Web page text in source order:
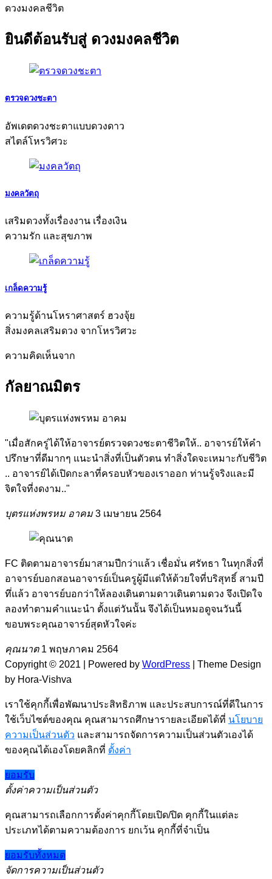
ดวงมงคลชีวิต
ยินดีต้อนรับสู่ ดวงมงคลชีวิต
ตรวจดวงชะตา
อัพเดตดวงชะตาแบบดวงดาว
สไตล์โหรวิศวะ
มงคลวัตถุ
เสริมดวงทั้งเรื่องงาน เรื่องเงิน
ความรัก และสุขภาพ
เกล็ดความรู้
ความรู้ด้านโหราศาสตร์ ฮวงจุ้ย
สิ่งมงคลเสริมดวง จากโหรวิศวะ
ความคิดเห็นจาก
กัลยาณมิตร
"เมื่อสักครู่ได้ให้อาจารย์ตรวจดวงชะตาชีวิตให้.. อาจารย์ให้คำ
ปรึกษาที่ดีมากๆ​ แนะนำสิ่งที่เป็นตัวตน​ ทำสิ่งใดจะเหมาะกับชีวิต​
.. อาจารย์ได้เปิดกะลาที่ครอบหัวของเรา​ออก​ ท่านรู้จริงและมี
จิตใจที่งดงาม.."
บุตรแห่งพรหม อาคม3 เมษายน 2564
FC ติดตามอาจารย์มาสามปีกว่าแล้ว เชื่อมั่น ศรัทธา ในทุกสิ่งที่
อาจารย์บอกสอนอาจารย์เป็นครูผู้มีแต่ให้ด้วยใจที่บริสุทธิ์ สามปี
ทึ่แล้ว อาจารย์บอกว่าให้ลองเดินตามดาวเดินตามดวง จึงเปิดใจ
ลองทำตามคำแนะนำ ตั้งแต่วันนััน จึงได้เป็นหมอดูจนวันนี้
ขอบพระคุณอาจารย์สุดหัวใจค่ะ
คุณนาต 1 พฤษภาคม 2564
Copyright © 2021 | Powered by WordPress
Theme Design
by Hora-Vishva
เราใช้คุกกี้เพื่อพัฒนาประสิทธิภาพ และประสบการณ์ที่ดีในการ
ใช้เว็บไซต์ของคุณ คุณสามารถศึกษารายละเอียดได้ที่ นโยบาย
ความเป็นส่วนตัว และสามารถจัดการความเป็นส่วนตัวเองได้
ของคุณได้เองโดยคลิกที่ ตั้งค่า
ยอมรับ
ตั้งค่าความเป็นส่วนตัว
คุณสามารถเลือกการตั้งค่าคุกกี้โดยเปิด/ปิด คุกกี้ในแต่ละ
ประเภทได้ตามความต้องการ ยกเว้น คุกกี้ที่จำเป็น
ยอมรับทั้งหมด
จัดการความเป็นส่วนตัว